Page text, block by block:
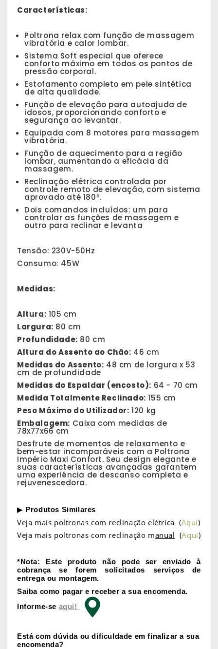
Características:
Poltrona relax com função de massagem
vibratória e calor lombar.
Sistema Soft especial que oferece
conforto máximo em todos os pontos de
pressão corporal.
Estofamento completo em pele sintética
de alta qualidade.
Função de elevação para autoajuda de
idosos, proporcionando conforto e
segurança ao levantar.
Equipada com 8 motores para massagem
vibratória.
Função de aquecimento para a região
lombar, aumentando a eficácia da
massagem.
Reclinação elétrica controlada por
controle remoto de elevação, com sistema
aprovado até 180º.
Dois comandos incluídos: um para
controlar as funções de massagem e
outro para reclinar e levanta
Tensão: 230V-50Hz
Consumo: 45W
Medidas:
Altura: 105 cm
Largura: 80 cm
Profundidade: 80 cm
Altura do Assento ao Chão: 46 cm
Medidas do Assento: 48 cm de largura x 53
cm de profundidade
Medidas do Espaldar (encosto): 64 - 70 cm
Medida Totalmente Reclinado: 155 cm
Peso Máximo do Utilizador: 120 kg
Embalagem: Caixa com medidas de
78x77x66 cm
Desfrute de momentos de relaxamento e
bem-estar incomparáveis com a Poltrona
Império Maxi Confort. Seu design elegante e
suas características avançadas garantem
uma experiência de descanso completa e
rejuvenescedora.
▶ Produtos Similares
Veja mais poltronas com reclinaçãoelétrica (Aqui)
Veja mais poltronas com reclinação manual (Aqui)
*Nota: Este produto não pode ser enviado à
cobrança se forem solicitados serviços de
entrega ou montagem.
Saiba como pagar e receber a sua encomenda.
Informe-se aqui!
Está com dúvida ou dificuldade em finalizar a sua
encomenda?